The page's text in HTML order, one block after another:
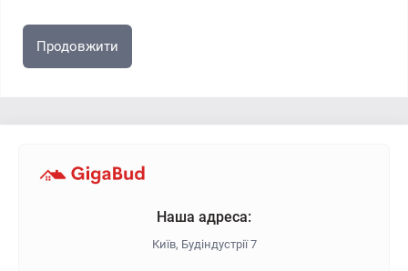
Продовжити
Наша адреса:
Київ, Будіндустрії 7